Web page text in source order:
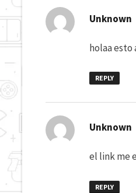
Unknown
holaa esto
REPLY
Unknown
el link me
REPLY